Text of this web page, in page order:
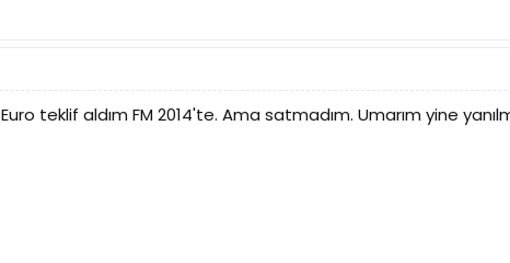
Euro teklif aldım FM 2014'te. Ama satmadım. Umarım yine